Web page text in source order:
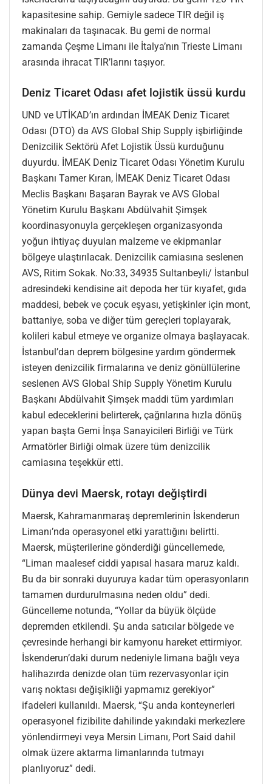
kapasitesine sahip. Gemiyle sadece TIR değil iş
makinaları da taşınacak. Bu gemi de normal
zamanda Çeşme Limanı ile İtalya’nın Trieste Limanı
arasında ihracat TIR’larını taşıyor.
Deniz Ticaret Odası afet lojistik üssü kurdu
UND ve UTİKAD’ın ardından İMEAK Deniz Ticaret
Odası (DTO) da AVS Global Ship Supply işbirliğinde
Denizcilik Sektörü Afet Lojistik Üssü kurduğunu
duyurdu. İMEAK Deniz Ticaret Odası Yönetim Kurulu
Başkanı Tamer Kıran, İMEAK Deniz Ticaret Odası
Meclis Başkanı Başaran Bayrak ve AVS Global
Yönetim Kurulu Başkanı Abdülvahit Şimşek
koordinasyonuyla gerçekleşen organizasyonda
yoğun ihtiyaç duyulan malzeme ve ekipmanlar
bölgeye ulaştırılacak. Denizcilik camiasına seslenen
AVS, Ritim Sokak. No:33, 34935 Sultanbeyli/ İstanbul
adresindeki kendisine ait depoda her tür kıyafet, gıda
maddesi, bebek ve çocuk eşyası, yetişkinler için mont,
battaniye, soba ve diğer tüm gereçleri toplayarak,
kolileri kabul etmeye ve organize olmaya başlayacak.
İstanbul’dan deprem bölgesine yardım göndermek
isteyen denizcilik firmalarına ve deniz gönüllülerine
seslenen AVS Global Ship Supply Yönetim Kurulu
Başkanı Abdülvahit Şimşek maddi tüm yardımları
kabul edeceklerini belirterek, çağrılarına hızla dönüş
yapan başta Gemi İnşa Sanayicileri Birliği ve Türk
Armatörler Birliği olmak üzere tüm denizcilik
camiasına teşekkür etti.
Dünya devi Maersk, rotayı değiştirdi
Maersk, Kahramanmaraş depremlerinin İskenderun
Limanı’nda operasyonel etki yarattığını belirtti.
Maersk, müşterilerine gönderdiği güncellemede,
“Liman maalesef ciddi yapısal hasara maruz kaldı.
Bu da bir sonraki duyuruya kadar tüm operasyonların
tamamen durdurulmasına neden oldu” dedi.
Güncelleme notunda, “Yollar da büyük ölçüde
depremden etkilendi. Şu anda satıcılar bölgede ve
çevresinde herhangi bir kamyonu hareket ettirmiyor.
İskenderun’daki durum nedeniyle limana bağlı veya
halihazırda denizde olan tüm rezervasyonlar için
varış noktası değişikliği yapmamız gerekiyor”
ifadeleri kullanıldı. Maersk, “Şu anda konteynerleri
operasyonel fizibilite dahilinde yakındaki merkezlere
yönlendirmeyi veya Mersin Limanı, Port Said dahil
olmak üzere aktarma limanlarında tutmayı
planlıyoruz” dedi.